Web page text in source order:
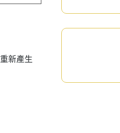
重新產生